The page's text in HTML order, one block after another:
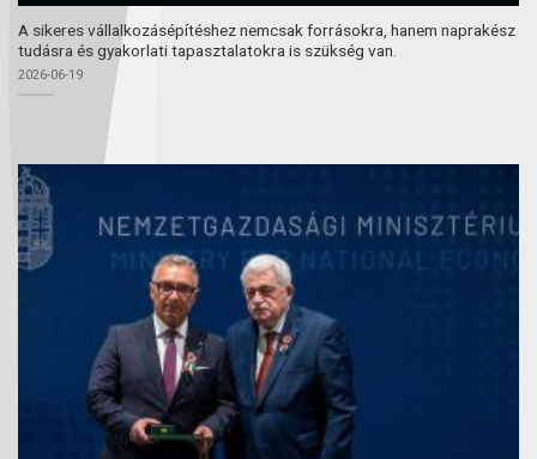
A sikeres vállalkozásépítéshez nemcsak forrásokra, hanem naprakész
tudásra és gyakorlati tapasztalatokra is szükség van.
2026-06-19